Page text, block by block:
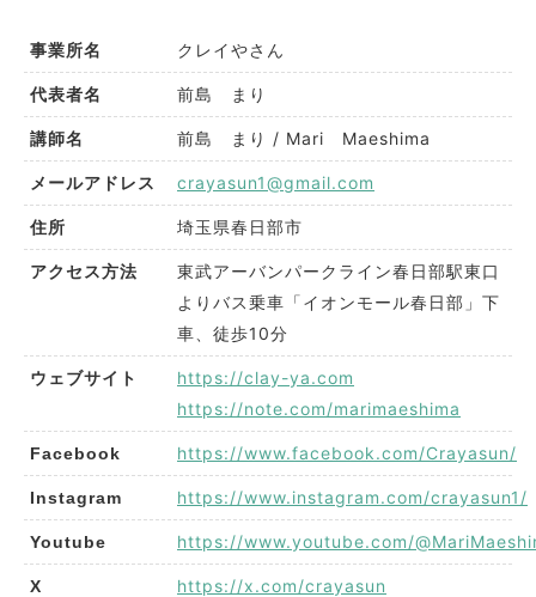
事業所名 クレイやさん
代表者名 前島 まり
講師名 前島 まり / Mari Maeshima
メールアドレス crayasun1@gmail.com
住所 埼玉県春日部市
アクセス方法
東武アーバンパークライン春日部駅東口
よりバス乗車「イオンモール春日部」下
車、徒歩10分
ウェブサイト
https://clay-ya.com
https://note.com/marimaeshima
Facebook https://www.facebook.com/Crayasun/
Instagram https://www.instagram.com/crayasun1/
Youtube https://www.youtube.com/
X https://x.com/crayasun